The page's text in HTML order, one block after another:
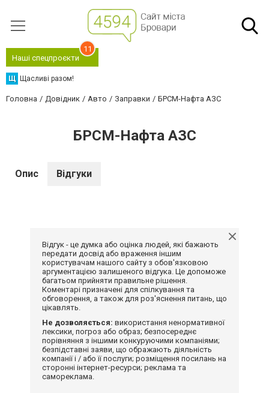
Наші спецпроєкти
11
Щ Щасливі разом!
Головна Довідник Авто Заправки БРСМ-Нафта АЗС
БРСМ-Нафта АЗС
Опис Відгуки
Відгук - це думка або оцінка людей, які бажають
передати досвід або враження іншим
користувачам нашого сайту з обов'язковою
аргументацією залишеного відгука. Це допоможе
багатьом прийняти правильне рішення.
Коментарі призначені для спілкування та
обговорення, а також для роз'яснення питань, що
цікавлять.
Не дозволяється: використання ненормативної
лексики, погроз або образ; безпосереднє
порівняння з іншими конкуруючими компаніями;
безпідставні заяви, що ображають діяльність
компанії і / або її послуги; розміщення посилань на
сторонні інтернет-ресурси; реклама та
самореклама.